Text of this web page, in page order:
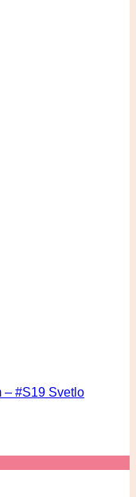
– #S19 Svetlo